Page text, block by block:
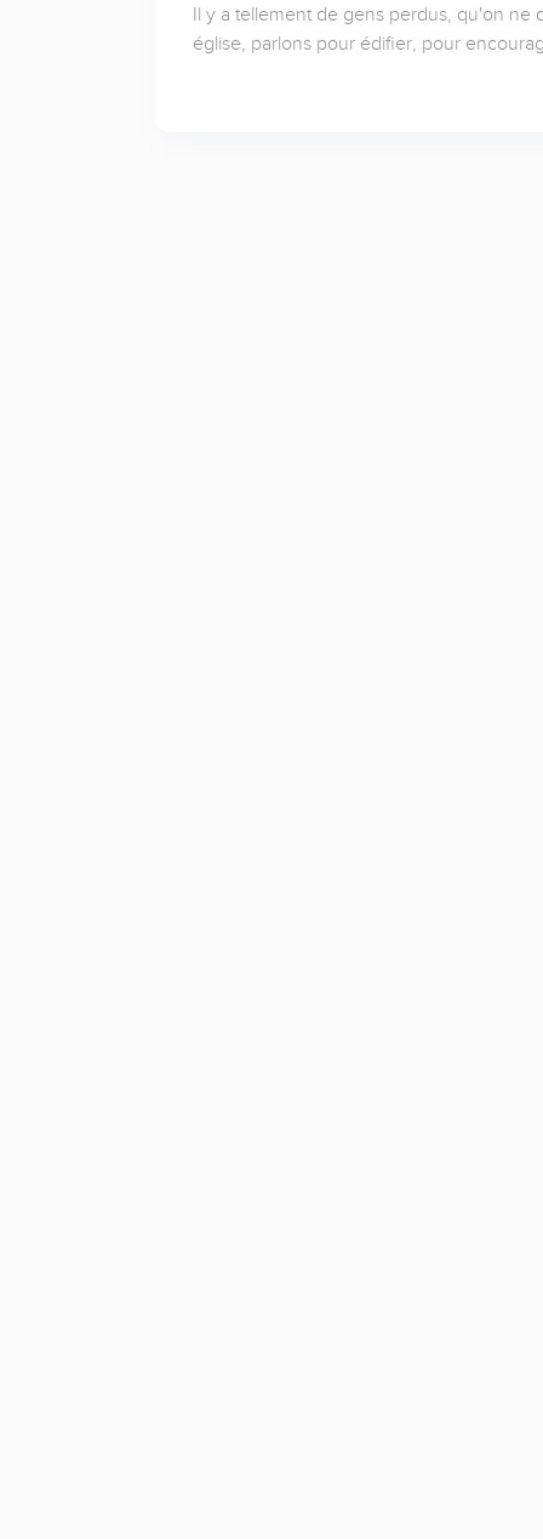
Il y a tellement de gens perdus, qu'on ne
église, parlons pour édifier, pour